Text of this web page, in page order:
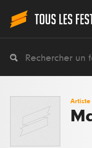
Artiste